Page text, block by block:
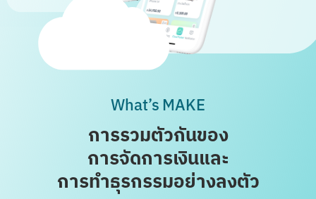
What’s MAKE
การรวมตัวกันของ
การจัดการเงินและ
การทำธุรกรรมอย่างลงตัว